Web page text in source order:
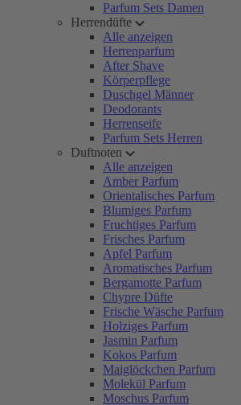
Parfum Sets Damen
Herrendüfte
Alle anzeigen
Herrenparfum
After Shave
Körperpflege
Duschgel Männer
Deodorants
Herrenseife
Parfum Sets Herren
Duftnoten
Alle anzeigen
Amber Parfum
Orientalisches Parfum
Blumiges Parfum
Fruchtiges Parfum
Frisches Parfum
Apfel Parfum
Aromatisches Parfum
Bergamotte Parfum
Chypre Düfte
Frische Wäsche Parfum
Holziges Parfum
Jasmin Parfum
Kokos Parfum
Maiglöckchen Parfum
Molekül Parfum
Moschus Parfum